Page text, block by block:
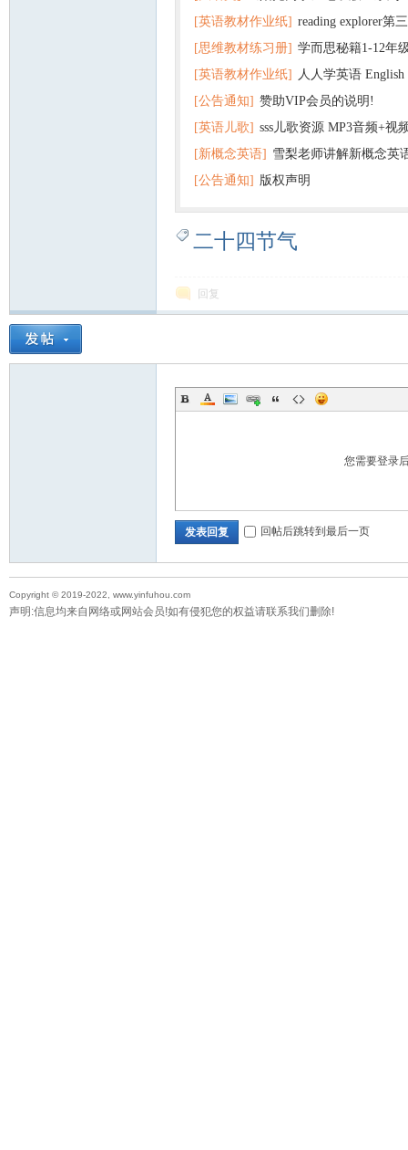
+英语
[英语教材作业纸] reading explorer第
+音频 百度云网盘下载
[思维教材练习册] 学而思秘籍1-12年
子版PDF全册 百度网盘
[英语教材作业纸] 人人学英语
版pdf 百度网盘下载
[公告通知] 赞助VIP会员的说明!
[英语儿歌] sss儿歌资源 MP3音频+视
百度云网盘下载
[新概念英语] 雪梨老师讲解新概念英
[公告通知] 版权声明
二十四节气
回复
您需要登录
发表回复 回帖后跳转到最后一页
Copyright © 2019-2022, www.yinfuhou.com
声明:信息均来自网络或网站会员!如有侵犯您的权益请联系我们删除!